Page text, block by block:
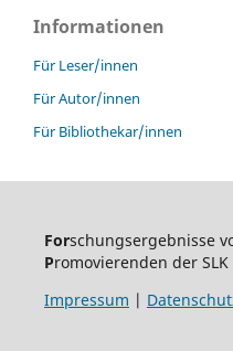
Informationen
Für Leser/innen
Für Autor/innen
Für Bibliothekar/innen
Forschungsergebnisse
Promovierenden der SLK
Impressum |